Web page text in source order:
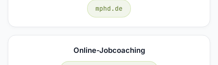
mphd.de
Online-Jobcoaching